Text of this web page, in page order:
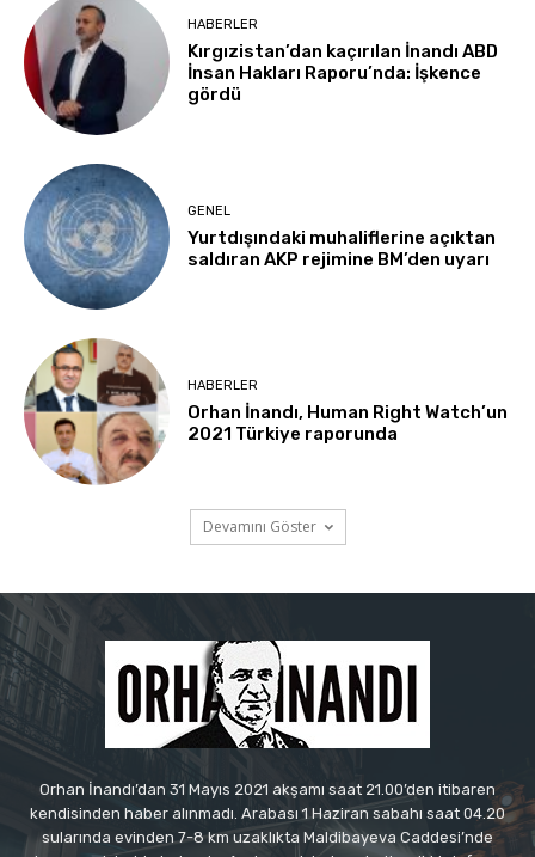
HABERLER
Kırgızistan’dan kaçırılan İnandı ABD
İnsan Hakları Raporu’nda: İşkence
gördü
GENEL
Yurtdışındaki muhaliflerine açıktan
saldıran AKP rejimine BM’den uyarı
HABERLER
Orhan İnandı, Human Right Watch’un
2021 Türkiye raporunda
Devamını Göster
Orhan İnandı’dan 31 Mayıs 2021 akşamı saat 21.00’den itibaren
kendisinden haber alınmadı. Arabası 1 Haziran sabahı saat 04.20
sularında evinden 7-8 km uzaklıkta Maldibayeva Caddesi’nde